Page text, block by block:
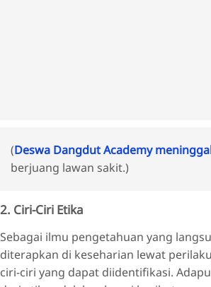
(Deswa Dangdut Academy
berjuang lawan sakit.)
2. Ciri-Ciri Etika
Sebagai ilmu pengetahuan yang
diterapkan di keseharian lewat
ciri-ciri yang dapat diidentifikasi.